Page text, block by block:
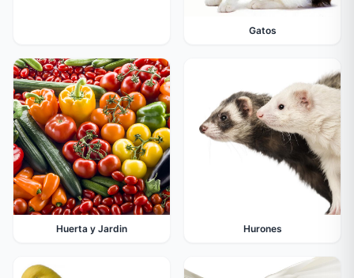
Gatos
Huerta y Jardin Hurones